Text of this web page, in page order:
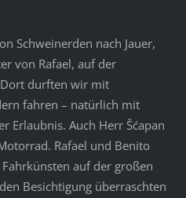
Schweinerden nach Jauer,
von Rafael, auf der
durften wir mit
fahren – natürlich mit
Erlaubnis. Auch Herr Šćapan
Rafael und Benito
auf der großen
Besichtigung überraschten